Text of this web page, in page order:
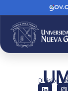
División